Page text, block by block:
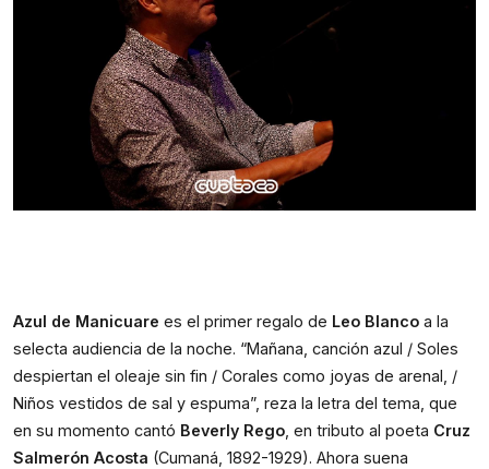
Azul de Manicuare es el primer regalo de Leo Blanco a la
selecta audiencia de la noche. “Mañana, canción azul / Soles
despiertan el oleaje sin fin / Corales como joyas de arenal, /
Niños vestidos de sal y espuma”, reza la letra del tema, que
en su momento cantó Beverly Rego , en tributo al poeta Cruz
Salmerón Acosta (Cumaná, 1892-1929). Ahora suena